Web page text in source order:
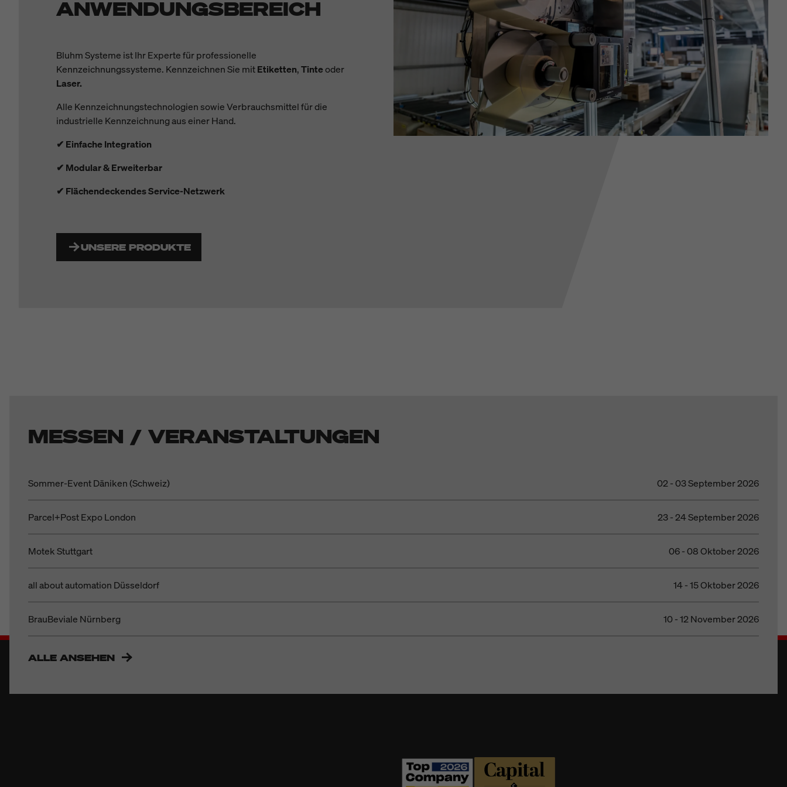
ANWENDUNGSBEREICH
Bluhm Systeme ist Ihr Experte für professionelle
Kennzeichnungssysteme. Kennzeichnen Sie mitEtiketten,Tinteoder
Laser.
Alle Kennzeichnungstechnologien sowie Verbrauchsmittel für die
industrielle Kennzeichnung aus einer Hand.
✔ Einfache Integration
✔ Modular & Erweiterbar
✔ Flächendeckendes Service-Netzwerk
UNSERE PRODUKTE
MESSEN / VERANSTALTUNGEN
Sommer-Event Däniken (Schweiz) 02 - 03 September 2026
Parcel+Post Expo London 23 - 24 September 2026
Motek Stuttgart 06 - 08 Oktober 2026
all about automation Düsseldorf 14 - 15 Oktober 2026
BrauBeviale Nürnberg 10 - 12 November 2026
ALLE ANSEHEN